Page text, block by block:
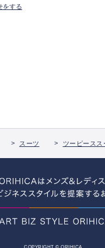
をする
スーツ ツーピースス